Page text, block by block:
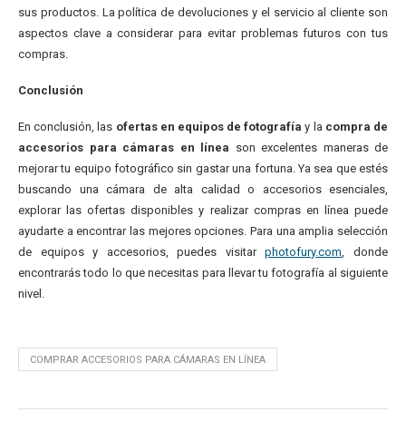
sus productos. La política de devoluciones y el servicio al cliente son
aspectos clave a considerar para evitar problemas futuros con tus
compras.
Conclusión
En conclusión, las ofertas en equipos de fotografía y la compra de
accesorios para cámaras en línea son excelentes maneras de
mejorar tu equipo fotográfico sin gastar una fortuna. Ya sea que estés
buscando una cámara de alta calidad o accesorios esenciales,
explorar las ofertas disponibles y realizar compras en línea puede
ayudarte a encontrar las mejores opciones. Para una amplia selección
de equipos y accesorios, puedes visitarphotofury.com, donde
encontrarás todo lo que necesitas para llevar tu fotografía al siguiente
nivel.
COMPRAR ACCESORIOS PARA CÁMARAS EN LÍNEA